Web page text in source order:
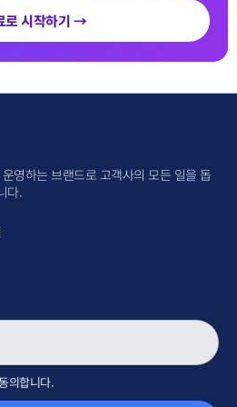
로 시작하기 →
영하는 브랜드로 고객사의 모든 일을 돕
다.
의합니다.